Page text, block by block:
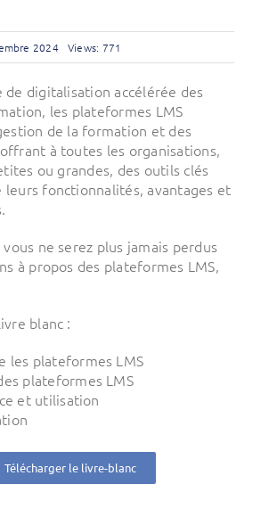
2024 Views: 771
de digitalisation accélérée des
les plateformes LMS
de la formation et des
à toutes les organisations,
ou grandes, des outils clés
leurs fonctionnalités, avantages et
ne serez plus jamais perdus
à propos des plateformes LMS,
blanc :
les plateformes LMS
plateformes LMS
et utilisation
Télécharger le livre-blanc